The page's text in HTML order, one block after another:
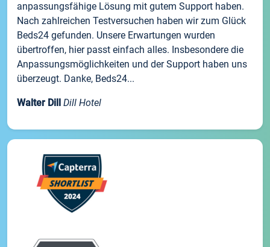
anpassungsfähige Lösung mit gutem Support haben.
Nach zahlreichen Testversuchen haben wir zum Glück
Beds24 gefunden. Unsere Erwartungen wurden
übertroffen, hier passt einfach alles. Insbesondere die
Anpassungsmöglichkeiten und der Support haben uns
überzeugt. Danke, Beds24...
Walter Dill Dill Hotel